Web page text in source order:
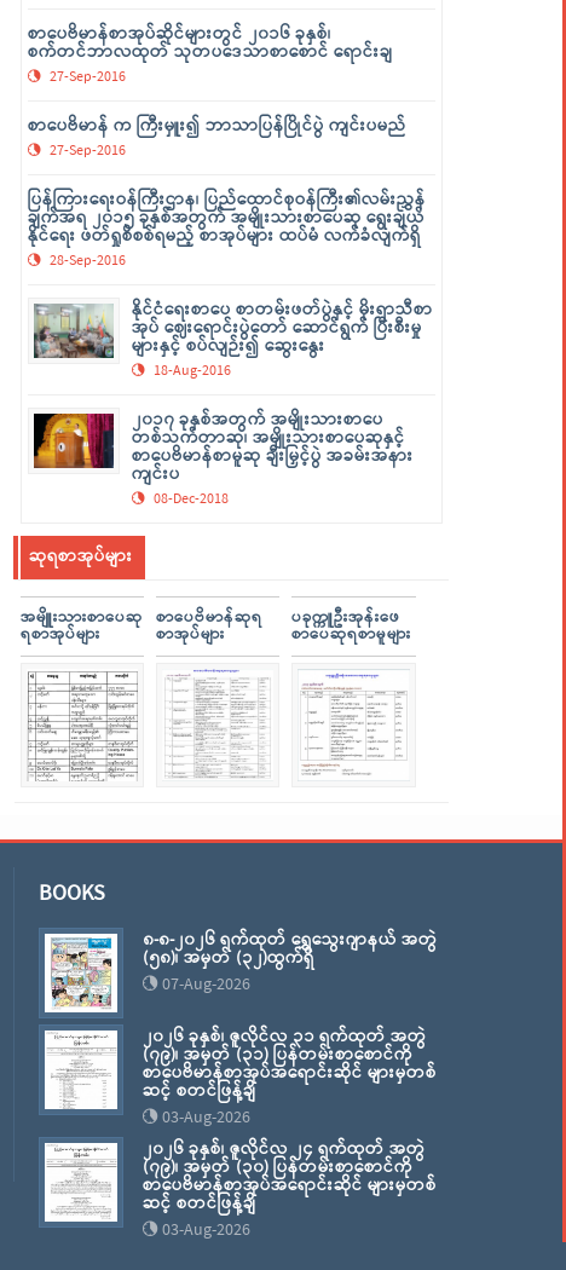
စာပေဗိမာန်စာအုပ်ဆိုင်များတွင် ၂၀၁၆ ခုနှစ်၊
စက်တင်ဘာလထုတ် သုတပဒေသာစာစောင် ရောင်းချ
27-Sep-2016
စာပေဗိမာန် က ကြီးမှူး၍ ဘာသာပြန်ပြိုင်ပွဲ ကျင်းပမည်
27-Sep-2016
ပြန်ကြားရေးဝန်ကြီးဌာန၊ ပြည်ထောင်စုဝန်ကြီး၏လမ်းညွှန်
ချက်အရ ၂၀၁၅ ခုနှစ်အတွက် အမျိုးသားစာပေဆု ရွေးချယ်
နိုင်ရေး ဖတ်ရှုစိစစ်ရမည့် စာအုပ်များ ထပ်မံ လက်ခံလျက်ရှိ
28-Sep-2016
နိုင်ငံရေးစာပေ စာတမ်းဖတ်ပွဲနှင့် မိုးရာသီစာ
အုပ် ဈေးရောင်းပွဲတော် ဆောင်ရွက် ပြီးစီးမှု
များနှင့် စပ်လျဉ်း၍ ဆွေးနွေး
18-Aug-2016
၂၀၁၇ ခုနှစ်အတွက် အမျိုးသားစာပေ
တစ်သက်တာဆု၊ အမျိုးသားစာပေဆုနှင့်
စာပေဗိမာန်စာမူဆု ချီးမြှင့်ပွဲ အခမ်းအနား
ကျင်းပ
08-Dec-2018
ဆုရစာအုပ်များ
အမျိူးသားစာပေဆု
ရစာအုပ်များ
စာပေဗိမာန်ဆုရ
စာအုပ်များ
ပခုက္ကူဦးအုန်းဖေ
စာပေဆုရစာမူများ
BOOKS
၈-၈-၂၀၂၆ ရက်ထုတ် ရွှေသွေးဂျာနယ် အတွဲ
(၅၈)၊ အမှတ် (၃၂)ထွက်ရှိ
07-Aug-2026
၂၀၂၆ ခုနှစ်၊ ဇူလိုင်လ ၃၁ ရက်ထုတ် အတွဲ
(၇၉)၊ အမှတ် (၃၁) ပြန်တမ်းစာစောင်ကို
စာပေဗိမာန်စာအုပ်အရောင်းဆိုင် များမှတစ်
ဆင့် စတင်ဖြန့်ချိ
03-Aug-2026
၂၀၂၆ ခုနှစ်၊ ဇူလိုင်လ ၂၄ ရက်ထုတ် အတွဲ
(၇၉)၊ အမှတ် (၃၀) ပြန်တမ်းစာစောင်ကို
စာပေဗိမာန်စာအုပ်အရောင်းဆိုင် များမှတစ်
ဆင့် စတင်ဖြန့်ချိ
03-Aug-2026